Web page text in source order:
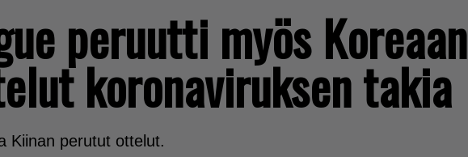
peruutti myös Koreaan
koronaviruksen takia
Kiinan perutut ottelut.